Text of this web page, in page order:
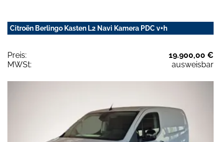
Citroën Berlingo Kasten L2 Navi Kamera PDC v+h
Preis:
19.900,00 €
MWSt:
ausweisbar